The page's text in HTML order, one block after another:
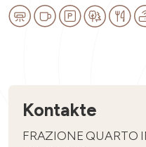
Kontakte
FRAZIONE QUARTO